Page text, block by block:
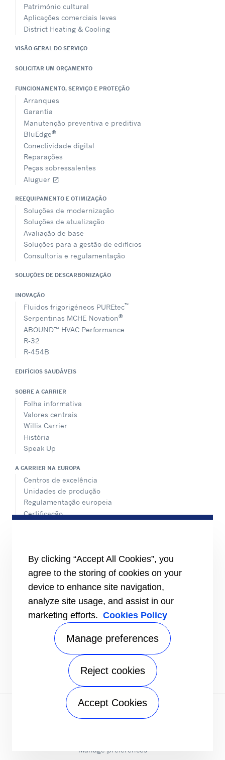
Património cultural
Aplicações comerciais leves
District Heating & Cooling
VISÃO GERAL DO SERVIÇO
SOLICITAR UM ORÇAMENTO
FUNCIONAMENTO, SERVIÇO E PROTEÇÃO
Arranques
Garantia
Manutenção preventiva e preditiva
BluEdge®
Conectividade digital
Reparações
Peças sobressalentes
Aluguer open_in_new
REEQUIPAMENTO E OTIMIZAÇÃO
Soluções de modernização
Soluções de atualização
Avaliação de base
Soluções para a gestão de edifícios
Consultoria e regulamentação
SOLUÇÕES DE DESCARBONIZAÇÃO
INOVAÇÃO
Fluidos frigorigéneos PUREtec™
Serpentinas MCHE Novation®
ABOUND™ HVAC Performance
R-32
R-454B
EDIFÍCIOS SAUDÁVEIS
SOBRE A CARRIER
Folha informativa
Valores centrais
Willis Carrier
História
Speak Up
A CARRIER NA EUROPA
Centros de excelência
Unidades de produção
Regulamentação europeia
Certificação
RECURSOS
Brochuras
Vídeos
INFORMAÇÕES
Fornecedores
Investidores
CONTACTE-NOS
Aviso de privacidade|Termos de utilização
venda|Mapa do site
Manage preferences
By clicking “Accept All Cookies”, you
agree to the storing of cookies on your
device to enhance site navigation,
analyze site usage, and assist in our
marketing efforts. Cookies Policy
Manage preferences
Reject cookies
Accept Cookies